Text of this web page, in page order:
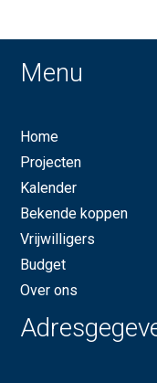
Menu
Home
Projecten
Kalender
Bekende koppen
Vrijwilligers
Budget
Over ons